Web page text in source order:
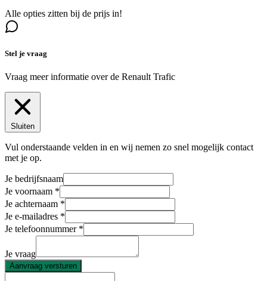
Alle opties zitten bij de prijs in!
Stel je vraag
Vraag meer informatie over de Renault Trafic
Sluiten
Vul onderstaande velden in en wij nemen zo snel mogelijk contact
met je op.
Je bedrijfsnaam
Je voornaam
Je achternaam
Je e-mailadres
Je telefoonnummer
Je vraag
Aanvraag versturen